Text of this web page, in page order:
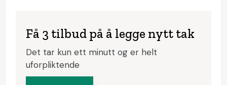
Få 3 tilbud på å legge nytt tak
Det tar kun ett minutt og er helt
uforpliktende